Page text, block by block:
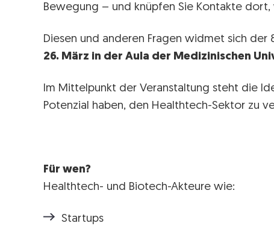
Bewegung – und knüpfen Sie Kontakte
Diesen und anderen Fragen widmet sich der
26. März in der Aula der Medizinischen
Im Mittelpunkt der Veranstaltung steht die
Potenzial haben, den Healthtech-Sektor zu
Für wen?
Healthtech- und Biotech-Akteure wie:
Startups